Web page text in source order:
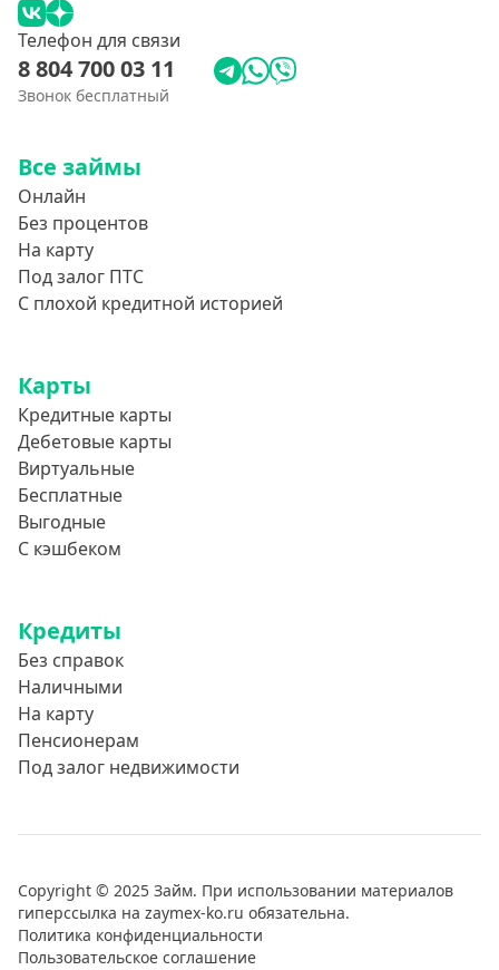
Телефон для связи
8 804 700 03 11
Звонок бесплатный
Все займы
Онлайн
Без процентов
На карту
Под залог ПТС
С плохой кредитной историей
Карты
Кредитные карты
Дебетовые карты
Виртуальные
Бесплатные
Выгодные
С кэшбеком
Кредиты
Без справок
Наличными
На карту
Пенсионерам
Под залог недвижимости
Copyright © 2025 Займ. При использовании материалов
гиперссылка на zaymex-ko.ru обязательна.
Политика конфиденциальности
Пользовательское соглашение